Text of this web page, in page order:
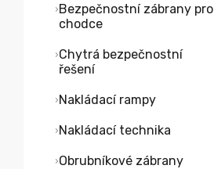
Bezpečnostní zábrany pro
chodce
Chytrá bezpečnostní
řešení
Nakládací rampy
Nakládací technika
Obrubníkové zábrany